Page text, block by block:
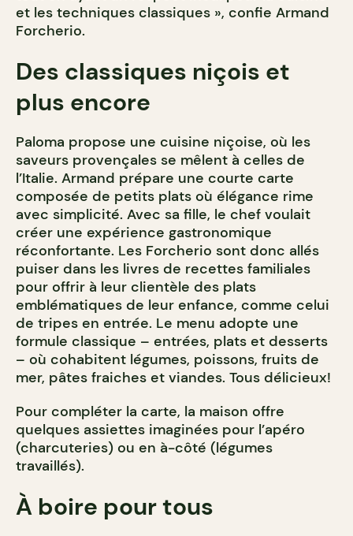
et les techniques classiques », confie Armand
Forcherio.
Des classiques niçois et
plus encore
Paloma propose une cuisine niçoise, où les
saveurs provençales se mêlent à celles de
l’Italie. Armand prépare une courte carte
composée de petits plats où élégance rime
avec simplicité. Avec sa fille, le chef voulait
créer une expérience gastronomique
réconfortante. Les Forcherio sont donc allés
puiser dans les livres de recettes familiales
pour offrir à leur clientèle des plats
emblématiques de leur enfance, comme celui
de tripes en entrée. Le menu adopte une
formule classique – entrées, plats et desserts
– où cohabitent légumes, poissons, fruits de
mer, pâtes fraiches et viandes. Tous délicieux!
Pour compléter la carte, la maison offre
quelques assiettes imaginées pour l’apéro
(charcuteries) ou en à-côté (légumes
travaillés).
À boire pour tous